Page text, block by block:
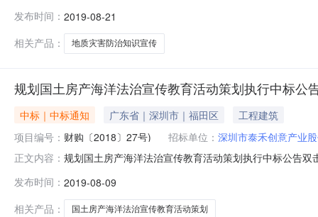
识宣传深圳市勘察研究院有限公司399,000.00深圳道一
发布时间： 2019-08-21
相关产品：
地质灾害防治知识宣传
规划国土房产海洋法治宣传教育活动策划执行中标公
中标｜中标通知 广东省｜深圳市｜福田区
工程建筑
项目编号： 财购〔2018〕27号) 招标单位： 深圳市泰禾创意产业
正文内容： 规划国土房产海洋法治宣传教育活动策划执行中标公告
下：一、投标人名称、投标报价及资格、符合性核查采
780,000.00深圳市远
发布时间： 2019-08-09
相关产品：
国土房产海洋法治宣传教育活动策划